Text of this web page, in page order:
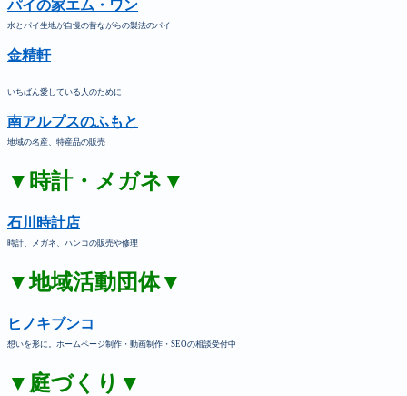
パイの家エム・ワン
水とパイ生地が自慢の昔ながらの製法のパイ
金精軒
いちばん愛している人のために
南アルプスのふもと
地域の名産、特産品の販売
▼時計・メガネ▼
石川時計店
時計、メガネ、ハンコの販売や修理
▼地域活動団体▼
ヒノキブンコ
想いを形に。ホームページ制作・動画制作・SEOの相談受付中
▼庭づくり▼